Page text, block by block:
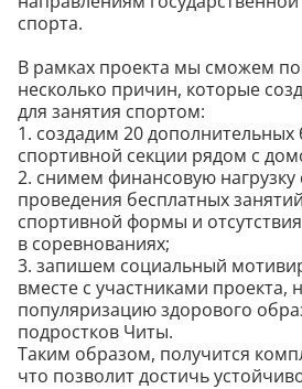
спорта.
В рамках проекта мы сможем
несколько причин, которые
для занятия спортом:
1. создадим 20 дополнительных
спортивной секции рядом с
2. снимем финансовую нагрузку
проведения бесплатных
спортивной формы и
в соревнованиях;
3. запишем социальный
вместе с участниками проекта,
популяризацию здорового
подростков Читы.
Таким образом, получится
что позволит достичь